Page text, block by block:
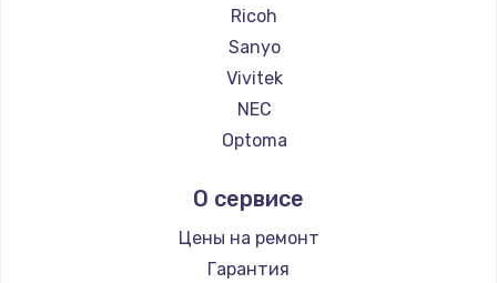
Ricoh
Sanyo
Vivitek
NEC
Optoma
Infocus
Barco
Xgimi
О сервисе
Цены на ремонт
Гарантия